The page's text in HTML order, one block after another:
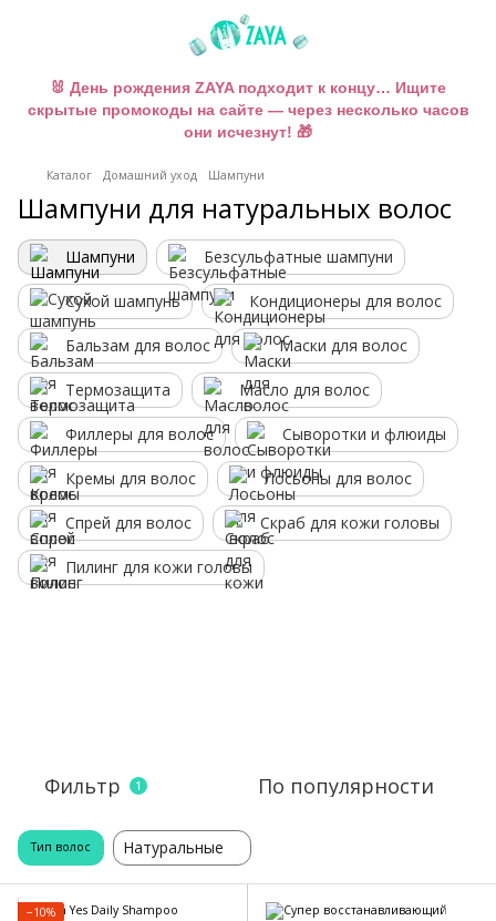
🐰 День рождения ZAYA подходит к концу… Ищите
скрытые промокоды на сайте — через несколько часов
они исчезнут! 🎁
Каталог Домашний уход Шампуни
Шампуни для натуральных волос
Шампуни Безсульфатные шампуни
Сухой шампунь Кондиционеры для волос
Бальзам для волос Маски для волос
Термозащита Масло для волос
Филлеры для волос Сыворотки и флюиды
Кремы для волос Лосьоны для волос
Спрей для волос Скраб для кожи головы
Пилинг для кожи головы
Фильтр 1 По популярности
Тип волос Натуральные
−10%